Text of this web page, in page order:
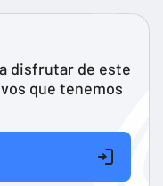
disfrutar de este
que tenemos